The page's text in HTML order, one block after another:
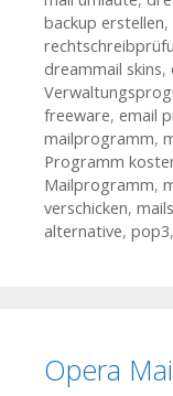
backup erstellen,
dreammail skins,
freeware, email
mailprogramm,
Programm
Mailprogramm,
verschicken,
alternative, pop3,
Opera